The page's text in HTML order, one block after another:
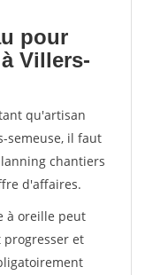
pour
Villers-
qu'artisan
semeuse, il faut
chantiers
d'affaires.
à oreille peut
et